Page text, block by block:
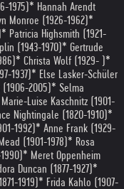
1975) * Hannah Arendt
Monroe (1926-1962) *
* Patricia Highsmith (1921-
(1943-1970) * Gertrude
* Christa Wolf (1929- ) *
1937) * Else Lasker-Schüler
2005) * Selma
Luise Kaschnitz (1901-
Nightingale (1820-1910) *
1992) * Anne Frank (1929-
(1901-1978) * Rosa
* Meret Oppenheim
Duncan (1877-1927) *
1919) * Frida Kahlo (1907-